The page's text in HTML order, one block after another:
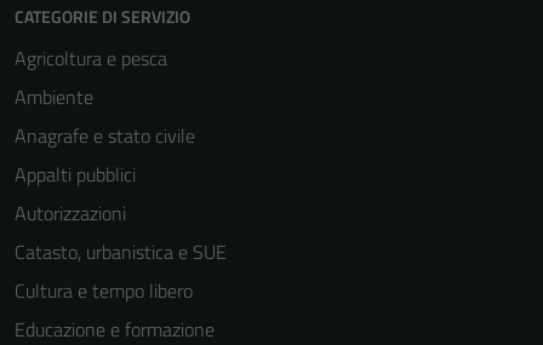
CATEGORIE DI SERVIZIO
Agricoltura e pesca
Ambiente
Anagrafe e stato civile
Appalti pubblici
Autorizzazioni
Catasto, urbanistica e SUE
Cultura e tempo libero
Educazione e formazione